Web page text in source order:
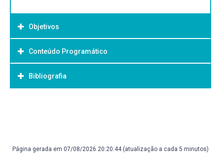
Objetivos
Objetivo Geral:
- Qualificar a compreensão dos médicos sobre o processo
da consulta em atenção primária e fornecer abordagens
raciocínio clínico, utilizar de forma eficiente e pertinente
Conteúdo Programático
1. UNIDADE 1. Fundamentos das habilidades de
comunicação e o método clínico = 1 hora
1.3 Estrutura de consulta
Bibliografia
2. GUSSO, G.; LOPES, J. M. C. Tratado de Medicina de
Página gerada em 07/08/2026 20:20:44 (atualização a cada 5 minutos)